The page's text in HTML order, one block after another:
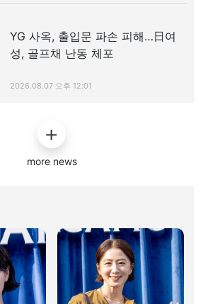
YG 사옥, 출입문 파손 피해…日여
성, 골프채 난동 체포
2026.08.07 오후 12:01
more news